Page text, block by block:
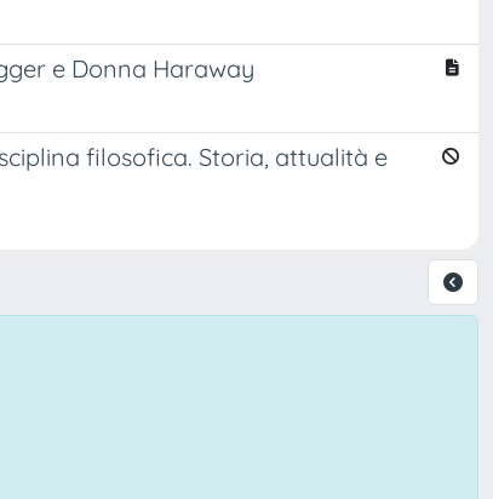
e Donna Haraway
filosofica. Storia, attualità e